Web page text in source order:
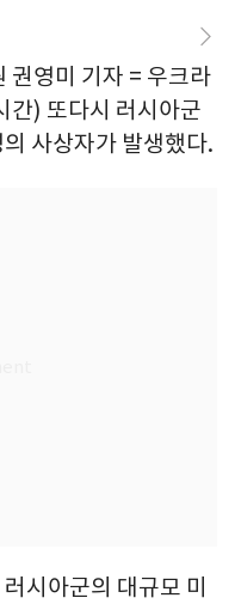
권영미 기자 = 우크라
간) 또다시 러시아군
사상자가 발생했다.
시아군의 대규모 미